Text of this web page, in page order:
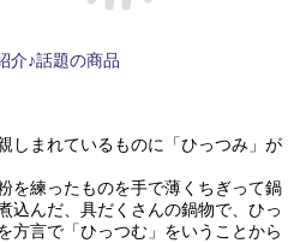
介♪話題の商品
しまれているものに「ひっつみ」が
を練ったものを手で薄くちぎって鍋
込んだ、具だくさんの鍋物で、ひっ
方言で「ひっつむ」をいうことから